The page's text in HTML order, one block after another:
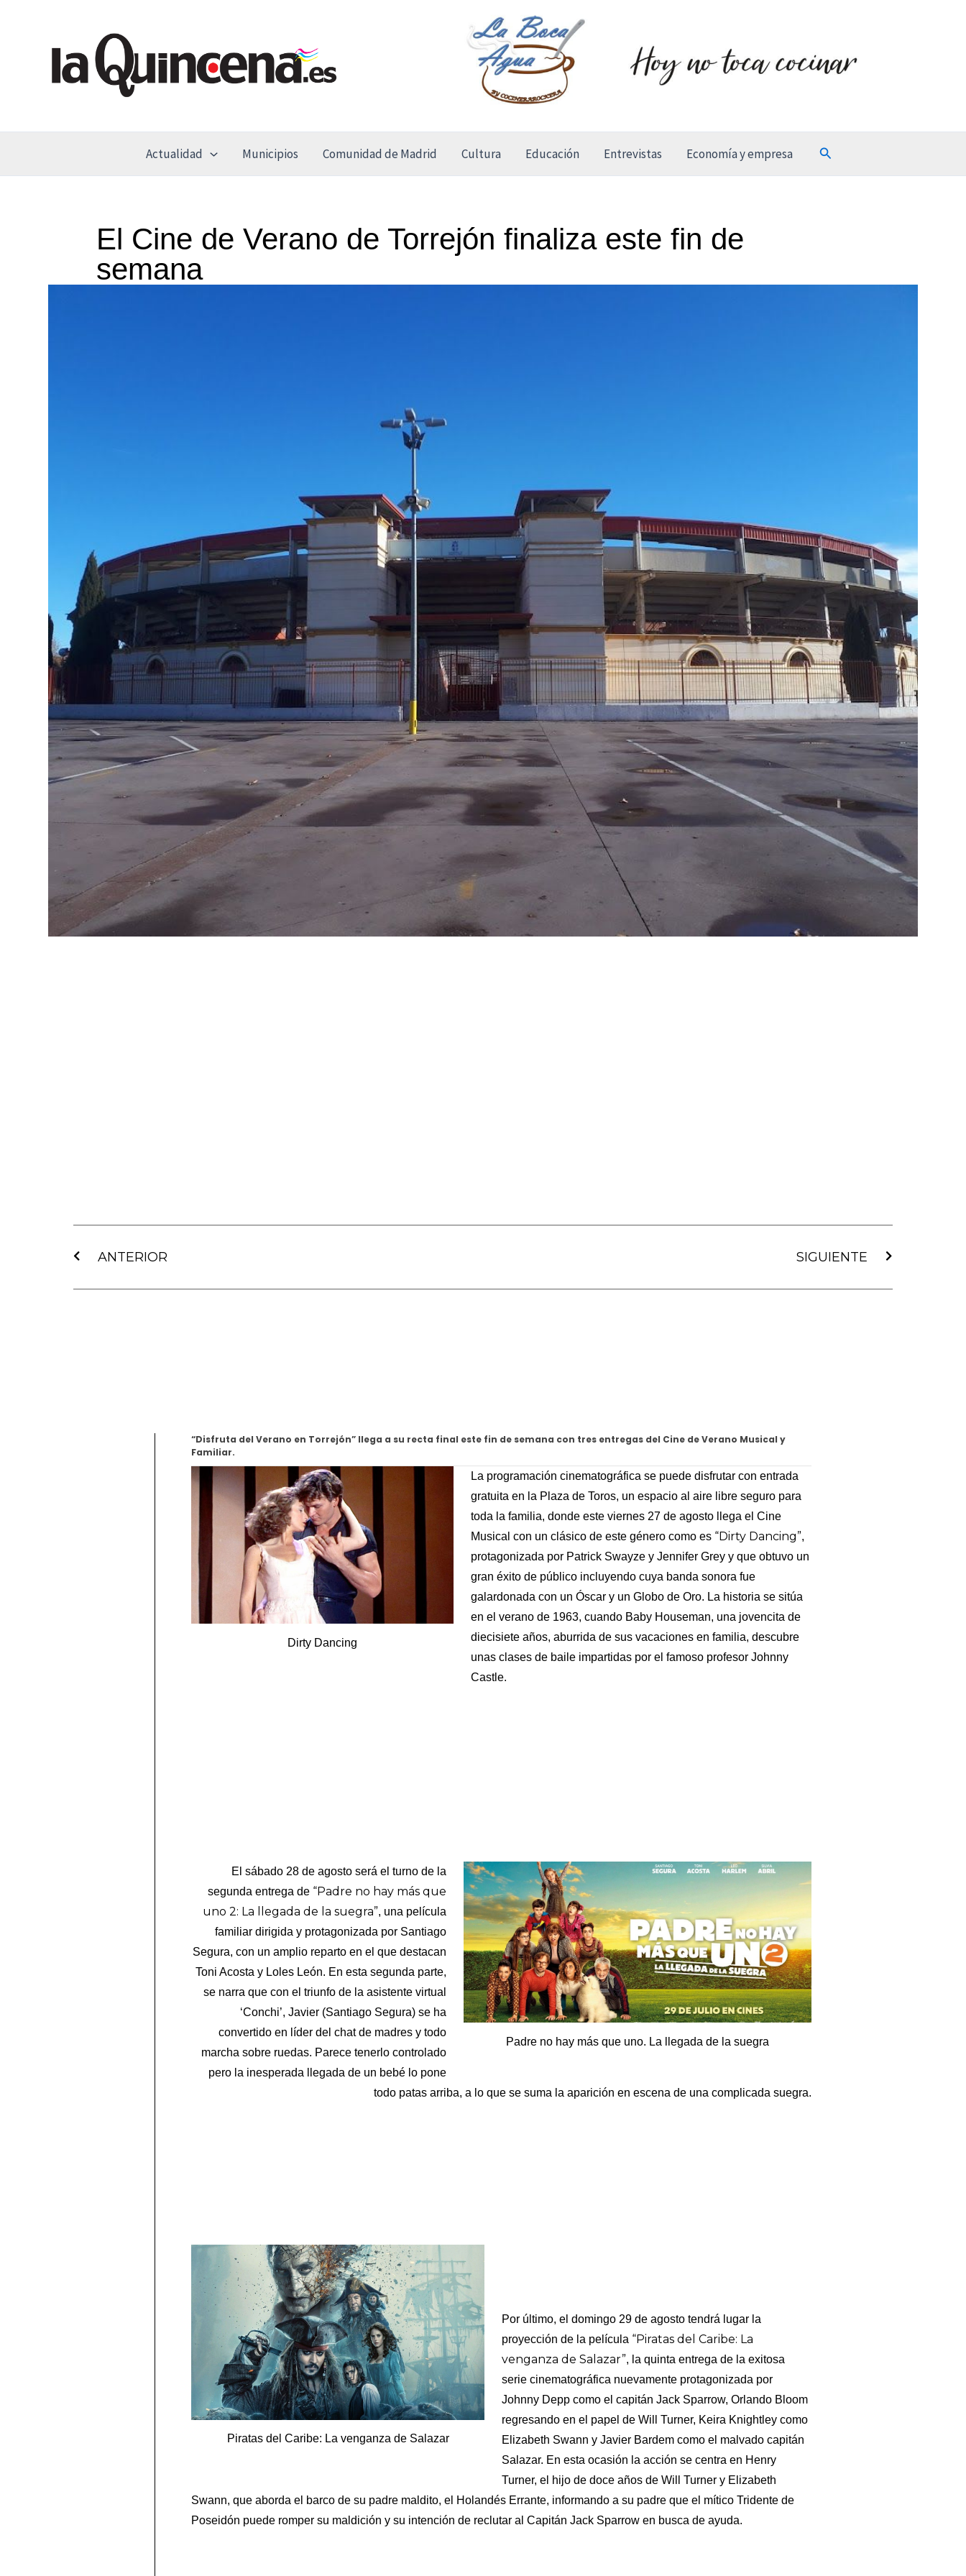
contenido
Actualidad Municipios Comunidad de Madrid Cultura Educación Entrevistas Economía y empresa Buscar
El Cine de Verano de Torrejón finaliza este fin de
semana
ANTERIOR SIGUIENTE
“Disfruta del Verano en Torrejón” llega a su recta final este fin de semana con tres entregas del Cine de Verano Musical y
Familiar.
Dirty Dancing
La programación cinematográfica se puede disfrutar con entrada
gratuita en la Plaza de Toros, un espacio al aire libre seguro para
toda la familia, donde este viernes 27 de agosto llega el Cine
Musical con un clásico de este género como es “Dirty Dancing”,
protagonizada por Patrick Swayze y Jennifer Grey y que obtuvo un
gran éxito de público incluyendo cuya banda sonora fue
galardonada con un Óscar y un Globo de Oro. La historia se sitúa
en el verano de 1963, cuando Baby Houseman, una jovencita de
diecisiete años, aburrida de sus vacaciones en familia, descubre
unas clases de baile impartidas por el famoso profesor Johnny
Castle.
Padre no hay más que uno. La llegada de la suegra
El sábado 28 de agosto será el turno de la
segunda entrega de “Padre no hay más que
uno 2: La llegada de la suegra”, una película
familiar dirigida y protagonizada por Santiago
Segura, con un amplio reparto en el que destacan
Toni Acosta y Loles León. En esta segunda parte,
se narra que con el triunfo de la asistente virtual
‘Conchi’, Javier (Santiago Segura) se ha
convertido en líder del chat de madres y todo
marcha sobre ruedas. Parece tenerlo controlado
pero la inesperada llegada de un bebé lo pone
todo patas arriba, a lo que se suma la aparición en escena de una complicada suegra.
Piratas del Caribe: La venganza de Salazar
Por último, el domingo 29 de agosto tendrá lugar la
proyección de la película “Piratas del Caribe: La
venganza de Salazar”, la quinta entrega de la exitosa
serie cinematográfica nuevamente protagonizada por
Johnny Depp como el capitán Jack Sparrow, Orlando Bloom
regresando en el papel de Will Turner, Keira Knightley como
Elizabeth Swann y Javier Bardem como el malvado capitán
Salazar. En esta ocasión la acción se centra en Henry
Turner, el hijo de doce años de Will Turner y Elizabeth
Swann, que aborda el barco de su padre maldito, el Holandés Errante, informando a su padre que el mítico Tridente de
Poseidón puede romper su maldición y su intención de reclutar al Capitán Jack Sparrow en busca de ayuda.